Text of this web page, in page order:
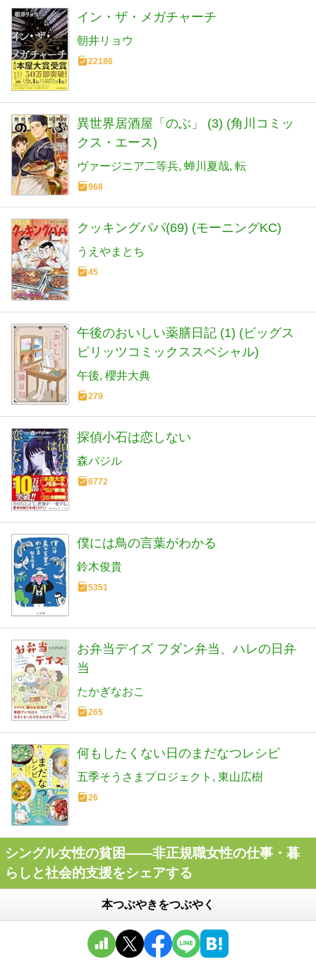
イン・ザ・メガチャーチ
朝井リョウ
22186
異世界居酒屋「のぶ」 (3) (角川コミッ
クス・エース)
ヴァージニア二等兵 蝉川夏哉 転
968
クッキングパパ(69) (モーニングKC)
うえやまとち
45
午後のおいしい薬膳日記 (1) (ビッグス
ピリッツコミックススペシャル)
午後 櫻井大典
279
探偵小石は恋しない
森バジル
6772
僕には鳥の言葉がわかる
鈴木俊貴
5351
お弁当デイズ フダン弁当、ハレの日弁
当
たかぎなおこ
265
何もしたくない日のまだなつレシピ
五季そうさまプロジェクト 東山広樹
26
シングル女性の貧困――非正規職女性の仕事・暮
らしと社会的支援をシェアする
本つぶやきをつぶやく